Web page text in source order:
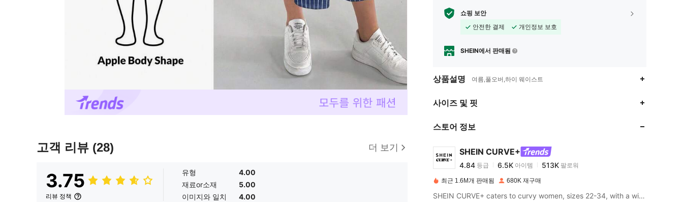
고객 리뷰 (28) 더 보기
3.75
리뷰 정책
유형
4.00
재료or소재
5.00
이미지와 일치
4.00
쇼핑 보안
안전한 결제
개인정보 보호
SHEIN에서 판매됨
상품설명 여름,풀오버,하이 웨이스트
사이즈 및 핏
스토어 정보
SHEIN CURVE+
4.84
4.84
아이템 513K
k***2 이(가)하루 전에지불됨
최근 1.6M개 판매됨 680K 재구매
SHEIN CURVE+ caters to curvy women, sizes 22-34, with a wide range of categories.